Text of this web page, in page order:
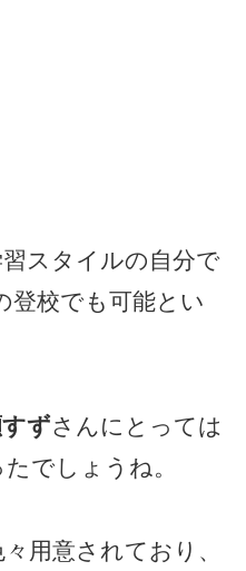
スタイルの自分で
登校でも可能とい
ずさんにとっては
でしょうね。
用意されており、